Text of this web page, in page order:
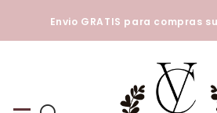
podamos mejorar su experiencia en
VerPolitica de cookies
Envio GRATIS para compras